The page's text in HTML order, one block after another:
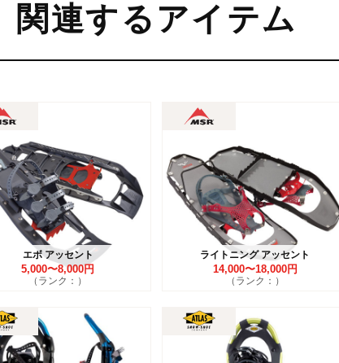
関連するアイテム
エボ アッセント
5,000〜8,000円
（ランク：）
ライトニング アッセント
14,000〜18,000円
（ランク：）